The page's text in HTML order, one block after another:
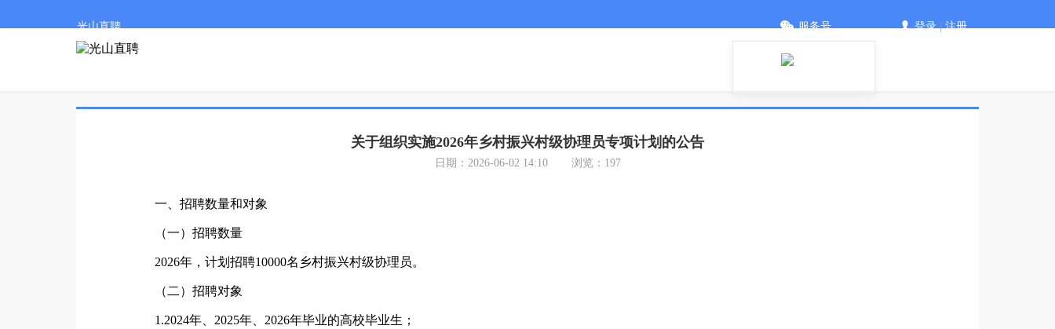
光山直聘 服务号 登录|注册
关于组织实施2026年乡村振兴村级协理员专项计划的公告
日期：2026-06-02 14:10 浏览：197
一、招聘数量和对象
（一）招聘数量
2026年，计划招聘10000名乡村振兴村级协理员。
（二）招聘对象
1.2024年、2025年、2026年毕业的高校毕业生；